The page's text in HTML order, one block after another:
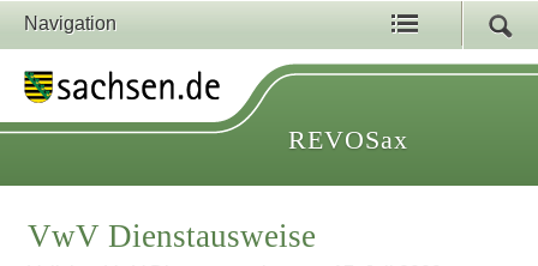
Navigation
REVOSax
VwV Dienstausweise